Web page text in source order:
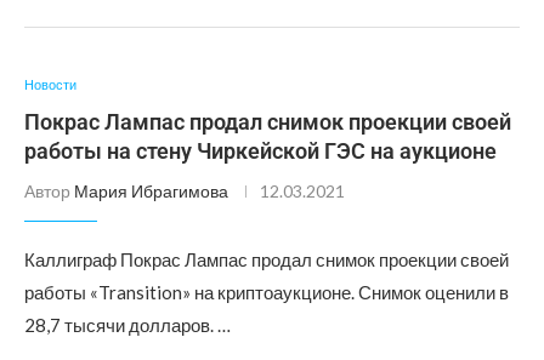
Новости
Покрас Лампас продал снимок проекции своей
работы на стену Чиркейской ГЭС на аукционе
Автор Мария Ибрагимова 12.03.2021
Каллиграф Покрас Лампас продал снимок проекции своей
работы «Transition» на криптоаукционе. Снимок оценили в
28,7 тысячи долларов. …